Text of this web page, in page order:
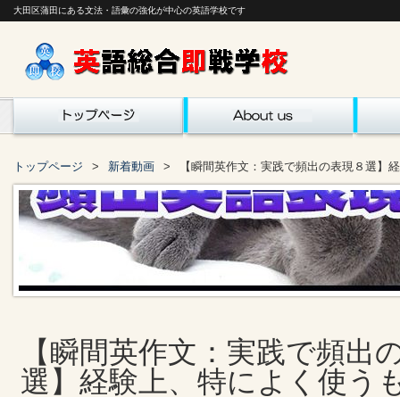
大田区蒲田にある文法・語彙の強化が中心の英語学校です
トップページ 新着動画 【瞬間英作文：実践で頻出の表現８選】
【瞬間英作文：実践で頻出
選】経験上、特によく使う